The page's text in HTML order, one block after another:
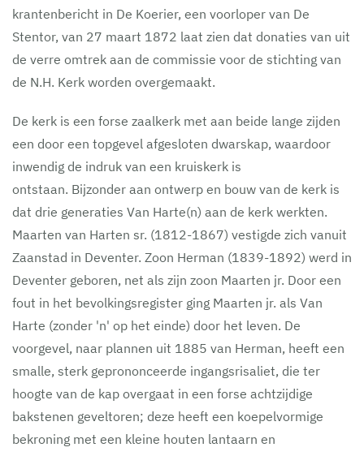
krantenbericht in De Koerier, een voorloper van De
Stentor, van 27 maart 1872 laat zien dat donaties van uit
de verre omtrek aan de commissie voor de stichting van
de N.H. Kerk worden overgemaakt.
De kerk is een forse zaalkerk met aan beide lange zijden
een door een topgevel afgesloten dwarskap, waardoor
inwendig de indruk van een kruiskerk is
ontstaan. Bijzonder aan ontwerp en bouw van de kerk is
dat drie generaties Van Harte(n) aan de kerk werkten.
Maarten van Harten sr. (1812-1867) vestigde zich vanuit
Zaanstad in Deventer. Zoon Herman (1839-1892) werd in
Deventer geboren, net als zijn zoon Maarten jr. Door een
fout in het bevolkingsregister ging Maarten jr. als Van
Harte (zonder 'n' op het einde) door het leven. De
voorgevel, naar plannen uit 1885 van Herman, heeft een
smalle, sterk geprononceerde ingangsrisaliet, die ter
hoogte van de kap overgaat in een forse achtzijdige
bakstenen geveltoren; deze heeft een koepelvormige
bekroning met een kleine houten lantaarn en